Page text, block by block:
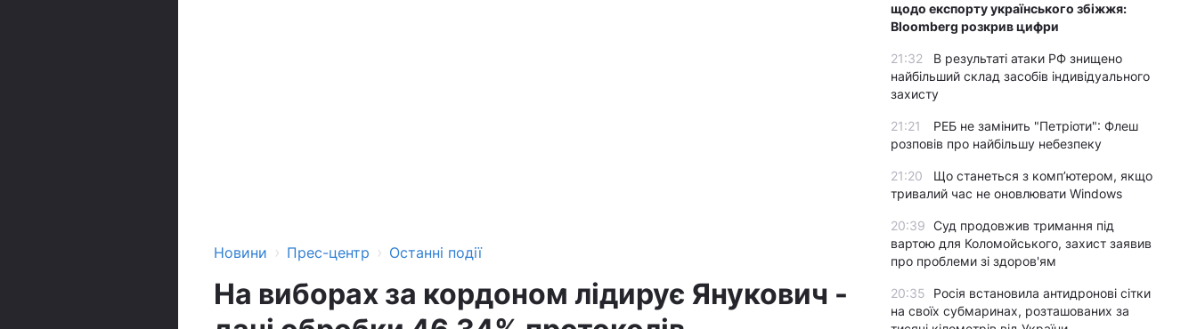
Новини › Прес-центр › Останні події
На виборах за кордоном лідирує Янукович -
щодо експорту українського збіжжя:
Bloomberg розкрив цифри
21:32
В результаті атаки РФ знищено
найбільший склад засобів індивідуального
захисту
21:21
РЕБ не замінить "Петріоти": Флеш
розповів про найбільшу небезпеку
21:20
Що станеться з комп’ютером, якщо
тривалий час не оновлювати Windows
20:39 Суд продовжив тримання під
вартою для Коломойського, захист заявив
про проблеми зі здоров'ям
20:35
Росія встановила антидронові сітки
на своїх субмаринах, розташованих за